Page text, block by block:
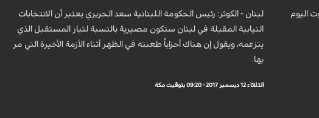
اليوم
لبنان - الكوثر: رئيس الحكومة اللبنانية سعد الحريري يعتبر أن الانتخابات
النيابية المقبلة في لبنان ستكون مصيرية بالنسبة لتيار المستقبل الذي
يتزعمه، ويقول إن هناك أحزاباً طعنته في الظهر أثناء الأزمة الأخيرة التي مر
بها.
الثلاثاء 12 ديسمبر 2017 - 09:20 بتوقيت مكة